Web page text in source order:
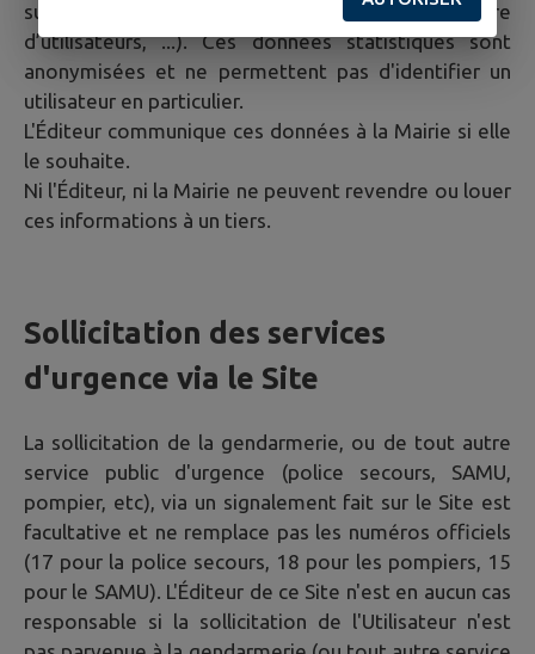
sur son utilisation (nombre de vues, nombre
d’utilisateurs, ...). Ces données statistiques sont
anonymisées et ne permettent pas d'identifier un
utilisateur en particulier.
L'Éditeur communique ces données à la Mairie si elle
le souhaite.
Ni l'Éditeur, ni la Mairie ne peuvent revendre ou louer
ces informations à un tiers.
Sollicitation des services
d'urgence via le Site
La sollicitation de la gendarmerie, ou de tout autre
service public d'urgence (police secours, SAMU,
pompier, etc), via un signalement fait sur le Site est
facultative et ne remplace pas les numéros officiels
(17 pour la police secours, 18 pour les pompiers, 15
pour le SAMU). L'Éditeur de ce Site n'est en aucun cas
responsable si la sollicitation de l'Utilisateur n'est